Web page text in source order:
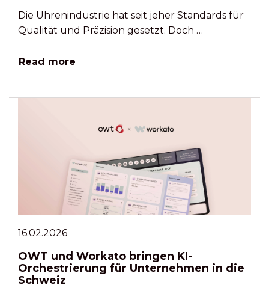
Die Uhrenindustrie hat seit jeher Standards für
Qualität und Präzision gesetzt. Doch …
Read more
16.02.2026
OWT und Workato bringen KI-
Orchestrierung für Unternehmen in die
Schweiz